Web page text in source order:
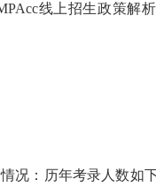
线上招生政策解
况：历年考录人数如